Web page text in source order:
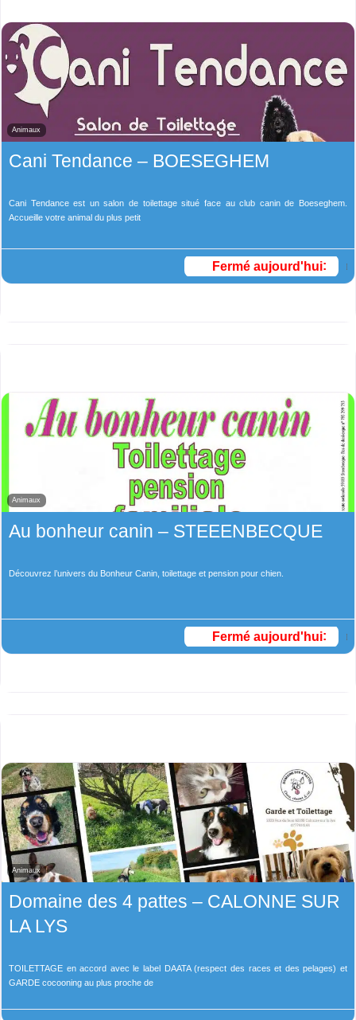
Animaux
Cani Tendance – BOESEGHEM
Cani Tendance est un salon de toilettage situé face au club canin de Boeseghem.
Accueille votre animal du plus petit
Fermé aujourd'hui:
Animaux
Au bonheur canin – STEEENBECQUE
Découvrez l’univers du Bonheur Canin, toilettage et pension pour chien.
Fermé aujourd'hui:
Animaux
Domaine des 4 pattes – CALONNE SUR
LA LYS
TOILETTAGE en accord avec le label DAATA (respect des races et des pelages) et
GARDE cocooning au plus proche de